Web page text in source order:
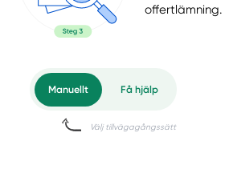
offertlämning.